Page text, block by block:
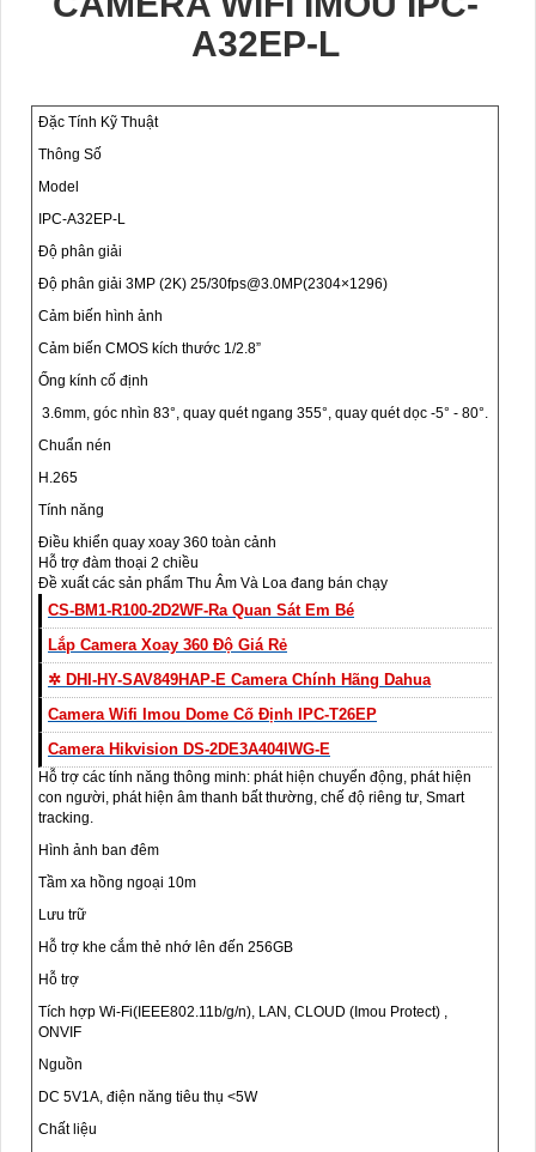
A32EP-L
Đặc Tính Kỹ Thuật
Thông Số
Model
IPC-A32EP-L
Độ phân giải
Độ phân giải 3MP (2K) 25/30fps@3.0MP(2304×1296)
Cảm biến hình ảnh
Cảm biến CMOS kích thước 1/2.8”
Ống kính cố định
3.6mm, góc nhìn 83°, quay quét ngang 355°, quay quét dọc -5° - 80°.
Chuẩn nén
H.265
Tính năng
Điều khiển quay xoay 360 toàn cảnh
Hỗ trợ đàm thoại 2 chiều
Đề xuất các sản phẩm Thu Âm Và Loa đang bán chạy
CS-BM1-R100-2D2WF-Ra Quan Sát Em Bé
Lắp Camera Xoay 360 Độ Giá Rẻ
✲ DHI-HY-SAV849HAP-E Camera Chính Hãng Dahua
Camera Wifi Imou Dome Cố Định IPC-T26EP
Camera Hikvision DS-2DE3A404IWG-E
Hỗ trợ các tính năng thông minh: phát hiện chuyển động, phát hiện
con người, phát hiện âm thanh bất thường, chế độ riêng tư, Smart
tracking.
Hình ảnh ban đêm
Tầm xa hồng ngoại 10m
Lưu trữ
Hỗ trợ khe cắm thẻ nhớ lên đến 256GB
Hỗ trợ
Tích hợp Wi-Fi(IEEE802.11b/g/n), LAN, CLOUD (Imou Protect) ,
ONVIF
Nguồn
DC 5V1A, điện năng tiêu thụ <5W
Chất liệu